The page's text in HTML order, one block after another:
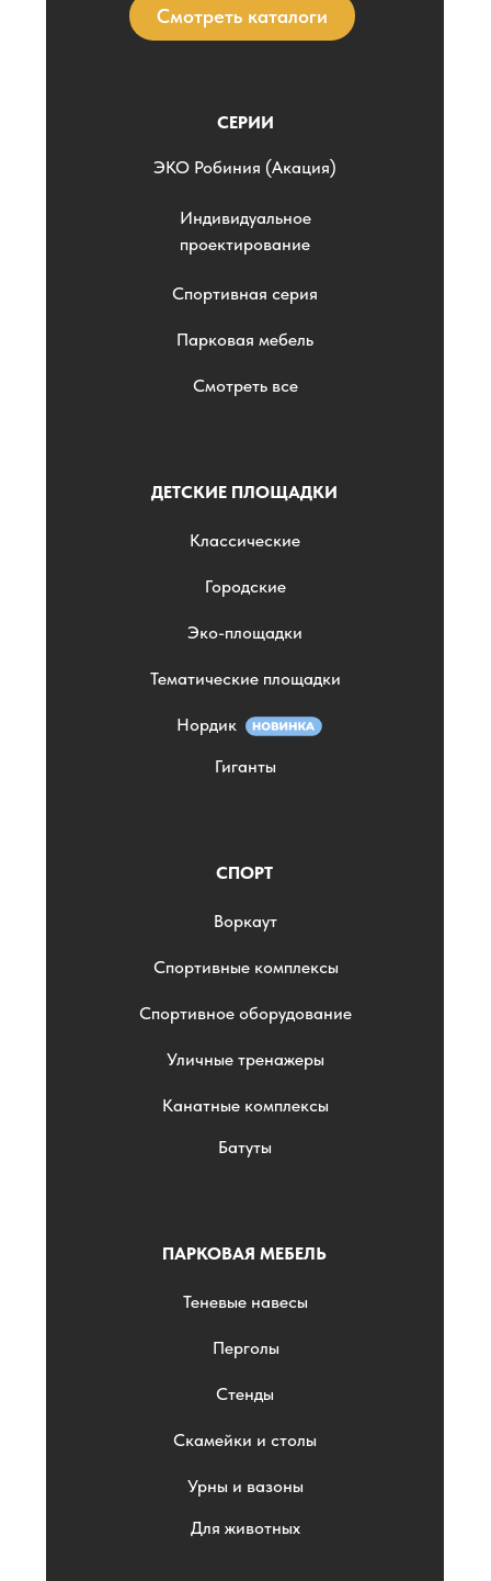
Смотреть каталоги
СЕРИИ
ЭKO Робиния (Акация)
Спортивная серия
Парковая мебель
Смотреть все
Индивидуальное
проектирование
ДЕТСКИЕ ПЛОЩАДКИ
Классические
Городские
Эко-площадки
Тематические площадки
Нордик
Гиганты
СПОРТ
Воркаут
Спортивные комплексы
Спортивное оборудование
Уличные тренажеры
Канатные комплексы
Батуты
ПАРКОВАЯ МЕБЕЛЬ
Теневые навесы
Перголы
Стенды
Скамейки и столы
Урны и вазоны
Для животных